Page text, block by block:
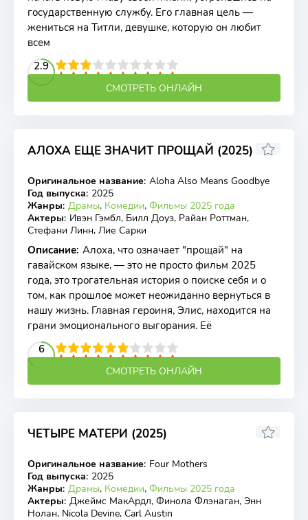
государственную службу. Его главная цель —
жениться на Титли, девушке, которую он любит
всем
2.9
4 5 6 7 8 9 10
СМОТРЕТЬ ОНЛАЙН
АЛОХА ЕЩЕ ЗНАЧИТ ПРОЩАЙ (2025)
WEB-DL
Оригинальное название: Aloha Also Means Goodbye
Год выпуска: 2025
Жанры: Драмы, Комедии, Фильмы 2025 года
Актеры: Ивэн Гэмбл, Билл Доуз, Райан Роттман,
Стефани Линн, Лие Сарки
Описание: Алоха, что означает "прощай" на
гавайском языке, — это не просто фильм 2025
года, это трогательная история о поиске себя и о
том, как прошлое может неожиданно вернуться в
нашу жизнь. Главная героиня, Элис, находится на
грани эмоционального выгорания. Её
6
4 5 6 7 8 9 10
СМОТРЕТЬ ОНЛАЙН
ЧЕТЫРЕ МАТЕРИ (2025)
WEB-DL
Оригинальное название: Four Mothers
Год выпуска: 2025
Жанры: Драмы, Комедии, Фильмы 2025 года
Актеры: Джеймс МакАрдл, Финола Флэнаган, Энн
Нолан, Nicola Devine, Carl Austin